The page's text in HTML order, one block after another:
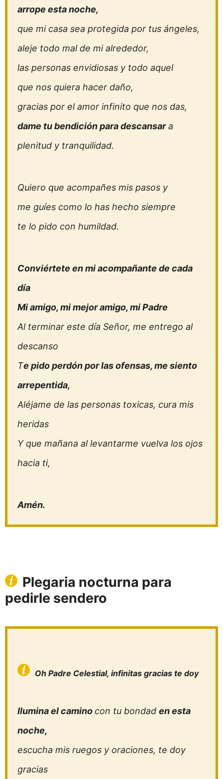
arrope esta noche,
que mi casa sea protegida por tus ángeles,
aleje todo mal de mi alrededor,
las personas envidiosas y todo aquel
que nos quiera hacer daño,
gracias por el amor infinito que nos das,
dame tu bendición para descansara
plenitud y tranquilidad.
Quiero que acompañes mis pasos y
me guíes como lo has hecho siempre
te lo pido con humildad.
Conviértete en mi acompañante de cada
día
Mi amigo, mi mejor amigo, mi Padre
Al terminar este día Señor, me entrego al
descanso
Te pido perdón por las ofensas, me siento
arrepentida,
Aléjame de las personas toxicas, cura mis
heridas
Y que mañana al levantarme vuelva los ojos
hacia ti,
Amén.
Plegaria nocturna para
pedirle sendero
Oh Padre Celestial, infinitas gracias te doy
Ilumina el caminocon tu bondad en esta
noche,
escucha mis ruegos y oraciones, te doy
gracias